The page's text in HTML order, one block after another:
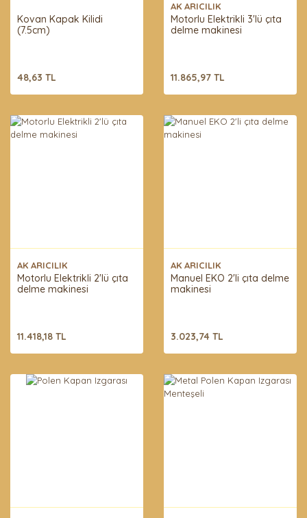
Kovan Kapak Kilidi
(7.5cm)
48,63 TL
AK ARICILIK
Motorlu Elektrikli 3'lü çıta
delme makinesi
11.865,97 TL
AK ARICILIK
Motorlu Elektrikli 2'lü çıta
delme makinesi
11.418,18 TL
AK ARICILIK
Manuel EKO 2'li çıta delme
makinesi
3.023,74 TL